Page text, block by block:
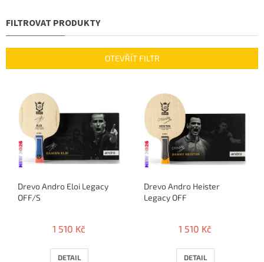
p
r
o
u
OTEVŘÍT FILTR
Drevo Andro Eloi Legacy
OFF/S
1 510 Kč
DETAIL
Drevo Andro Heister
Legacy OFF
1 510 Kč
DETAIL